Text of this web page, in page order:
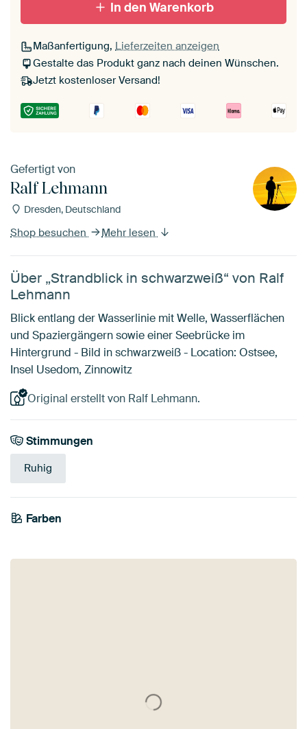
Ohne Passepartout
In den Warenkorb
Maßanfertigung, Lieferzeiten anzeigen
Gestalte das Produkt ganz nach deinen Wünschen.
Jetzt kostenloser Versand!
Gefertigt von
Ralf Lehmann
Dresden, Deutschland
Shop besuchen Mehr lesen
Über „Strandblick in schwarzweiß“ von Ralf
Lehmann
Blick entlang der Wasserlinie mit Welle, Wasserflächen
und Spaziergängern sowie einer Seebrücke im
Hintergrund - Bild in schwarzweiß - Location: Ostsee,
Insel Usedom, Zinnowitz
Original erstellt von Ralf Lehmann.
Stimmungen
Ruhig
Farben
Weiß